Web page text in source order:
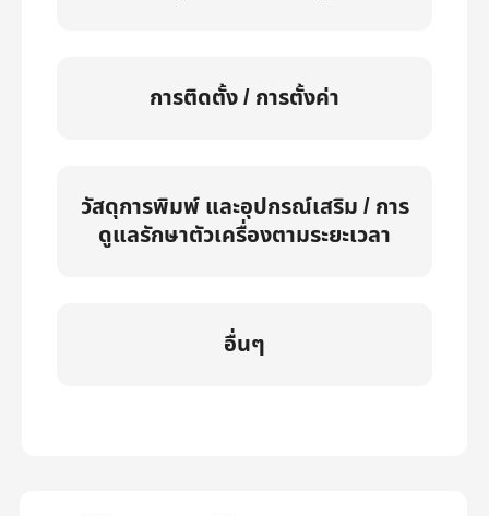
การติดตั้ง / การตั้งค่า
วัสดุการพิมพ์ และอุปกรณ์เสริม / การ
ดูแลรักษาตัวเครื่องตามระยะเวลา
อื่นๆ